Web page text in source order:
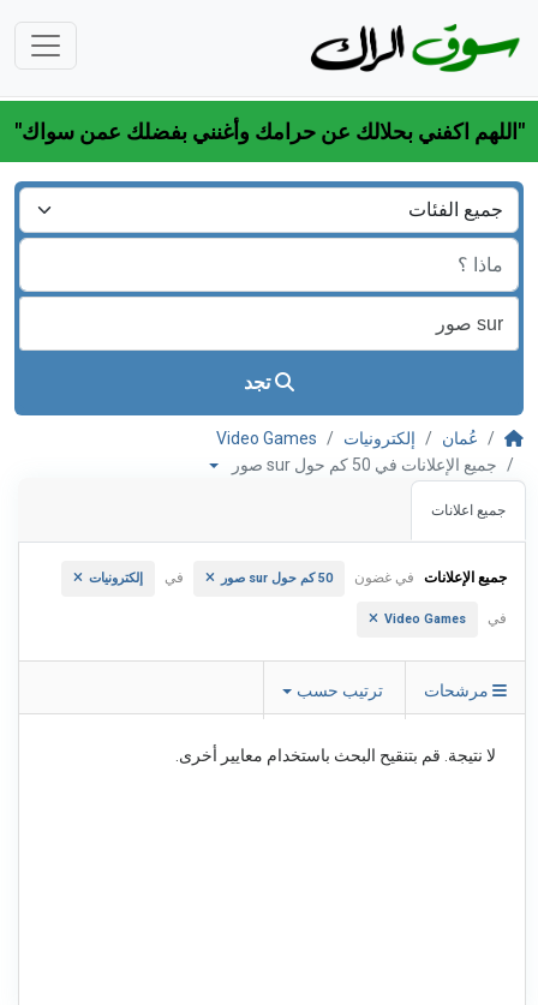
"اللهم اكفني بحلالك عن حرامك وأغنني بفضلك عمن سواك"
تجد
عُمان إلكترونيات
Video Games
جميع الإعلانات في 50 كم حول sur صور
جميع اعلانات
جميع الإعلانات في غضون 50 كم حول sur صور في إلكترونيات
في Video Games
مرشحات ترتيب حسب
لا نتيجة. قم بتنقيح البحث باستخدام معايير أخرى.